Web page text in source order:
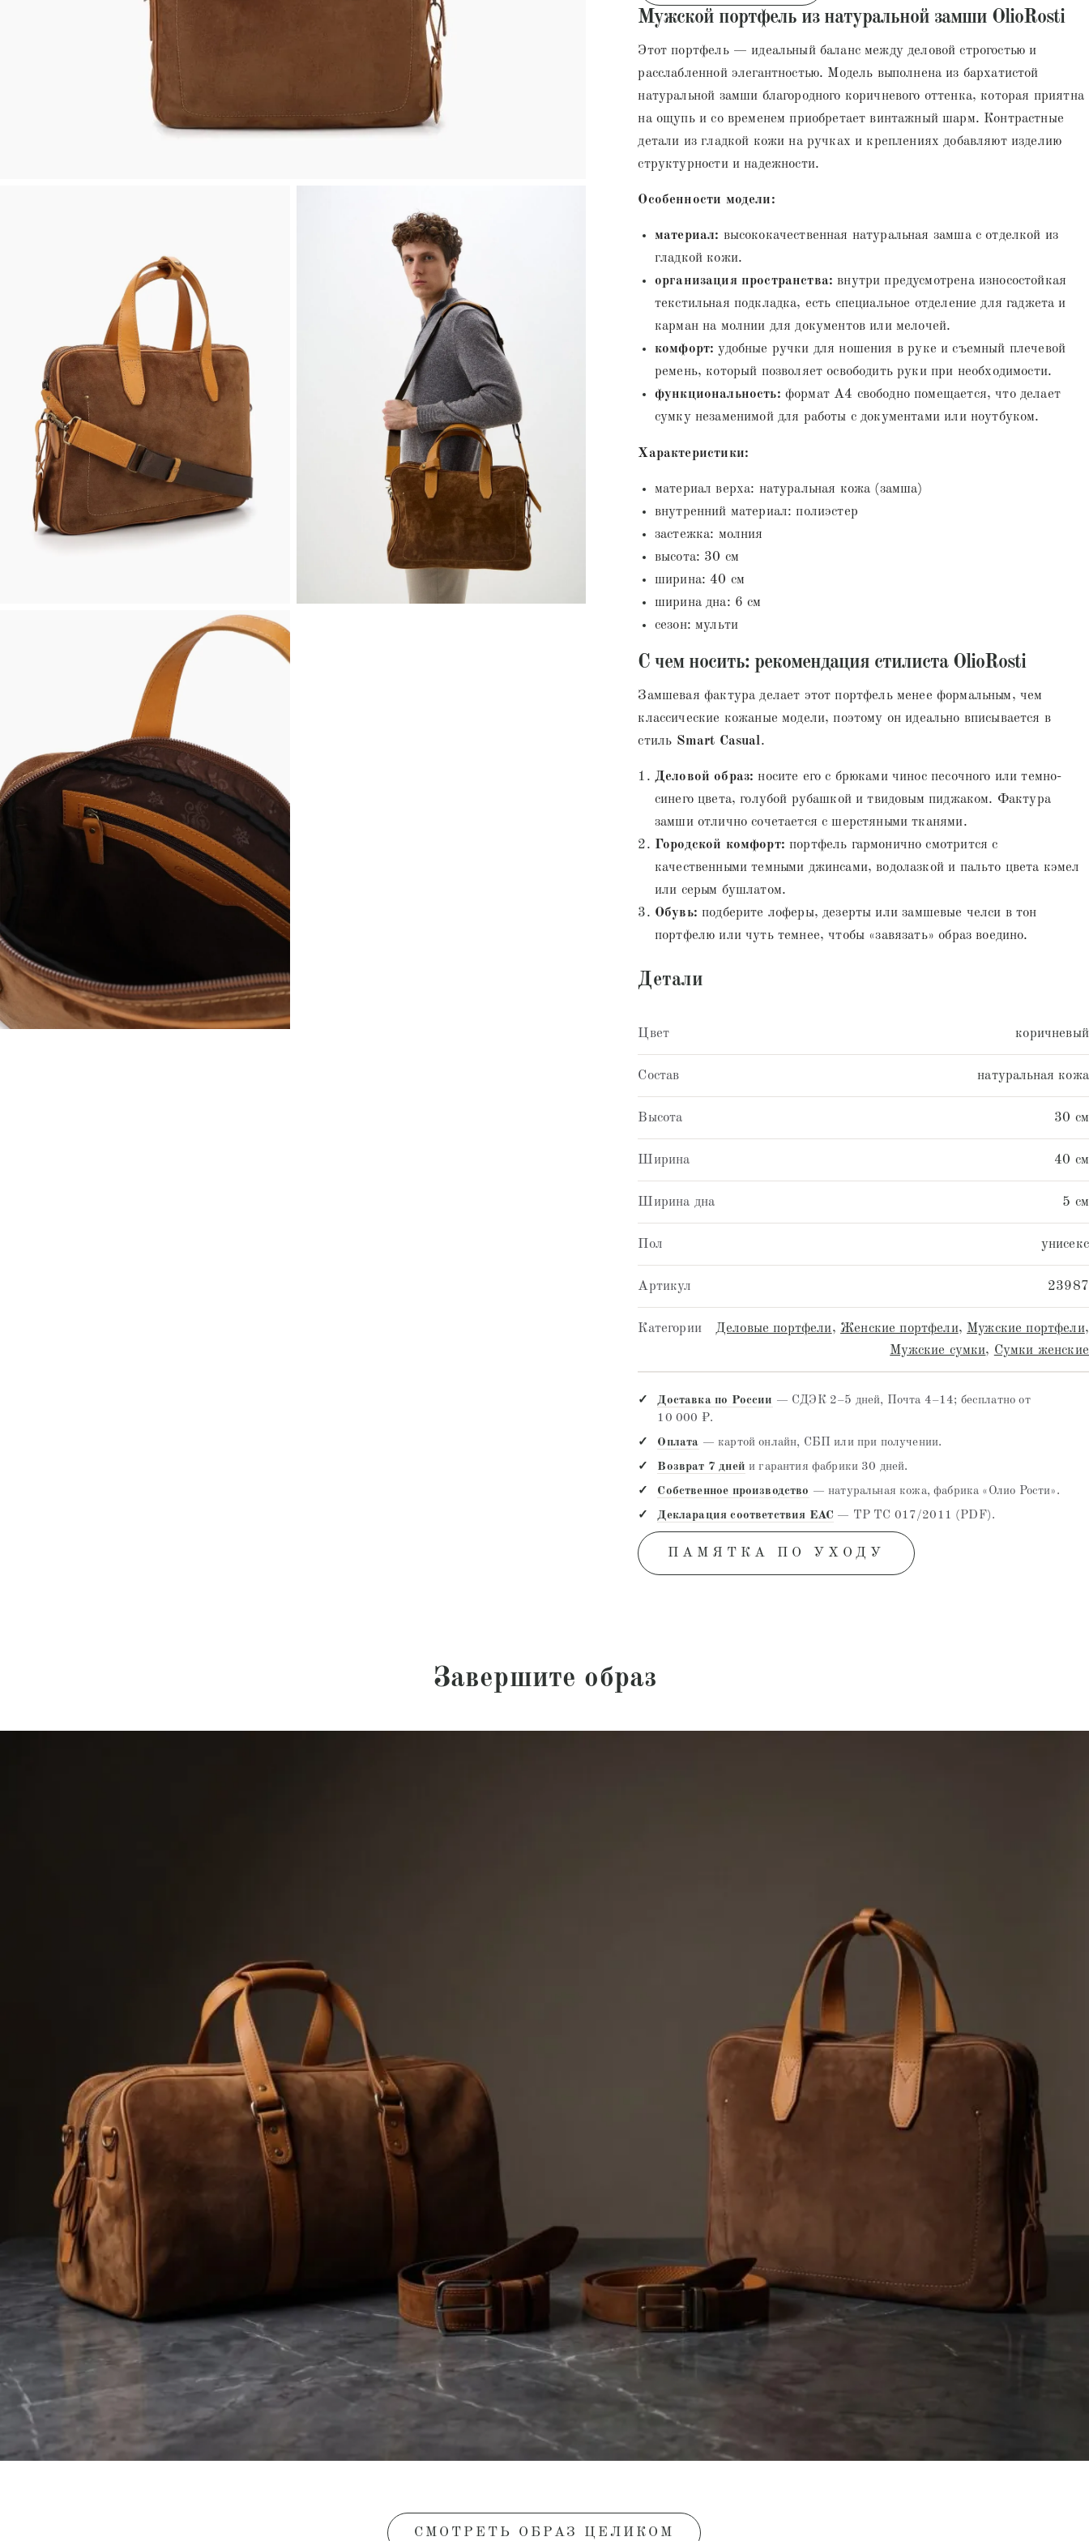
Мужской портфель из натуральной замши OlioRosti
Этот портфель — идеальный баланс между деловой строгостью и
расслабленной элегантностью. Модель выполнена из бархатистой
натуральной замши благородного коричневого оттенка, которая приятна
на ощупь и со временем приобретает винтажный шарм. Контрастные
детали из гладкой кожи на ручках и креплениях добавляют изделию
структурности и надежности.
Особенности модели:
материал: высококачественная натуральная замша с отделкой из
гладкой кожи.
организация пространства: внутри предусмотрена износостойкая
текстильная подкладка, есть специальное отделение для гаджета и
карман на молнии для документов или мелочей.
комфорт: удобные ручки для ношения в руке и съемный плечевой
ремень, который позволяет освободить руки при необходимости.
функциональность: формат А4 свободно помещается, что делает
сумку незаменимой для работы с документами или ноутбуком.
Характеристики:
материал верха: натуральная кожа (замша)
внутренний материал: полиэстер
застежка: молния
высота: 30 см
ширина: 40 см
ширина дна: 6 см
сезон: мульти
С чем носить: рекомендация стилиста OlioRosti
Замшевая фактура делает этот портфель менее формальным, чем
классические кожаные модели, поэтому он идеально вписывается в
стиль Smart Casual.
Деловой образ: носите его с брюками чинос песочного или темно-
синего цвета, голубой рубашкой и твидовым пиджаком. Фактура
замши отлично сочетается с шерстяными тканями.
Городской комфорт: портфель гармонично смотрится с
качественными темными джинсами, водолазкой и пальто цвета кэмел
или серым бушлатом.
Обувь: подберите лоферы, дезерты или замшевые челси в тон
портфелю или чуть темнее, чтобы «завязать» образ воедино.
Детали
Цвет коричневый
Состав натуральная кожа
Высота 30 см
Ширина 40 см
Ширина дна 5 см
Пол унисекс
Артикул 23987
Категории Деловые портфели, Женские портфели, Мужские портфели,
Мужские сумки, Сумки женские
Доставка по России — СДЭК 2–5 дней, Почта 4–14; бесплатно от
10 000 ₽.
Оплата — картой онлайн, СБП или при получении.
Возврат 7 дней и гарантия фабрики 30 дней.
Собственное производство — натуральная кожа, фабрика «Олио Рости».
Декларация соответствия EAC — ТР ТС 017/2011 (PDF).
ПАМЯТКА ПО УХОДУ
Завершите образ
СМОТРЕТЬ ОБРАЗ ЦЕЛИКОМ